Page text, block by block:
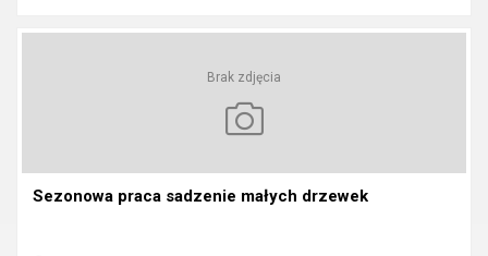
Brak zdjęcia
Sezonowa praca sadzenie małych drzewek